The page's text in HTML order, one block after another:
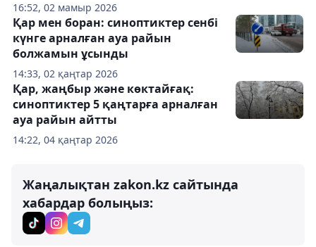
16:52, 02 мамыр 2026
14:33, 02 қаңтар 2026
Қар мен боран: синоптиктер сенбі
күнге арналған ауа райын
болжамын ұсынды
14:22, 04 қаңтар 2026
Қар, жаңбыр және көктайғақ:
синоптиктер 5 қаңтарға арналған
ауа райын айтты
Жаңалықтан zakon.kz сайтында
хабардар болыңыз: